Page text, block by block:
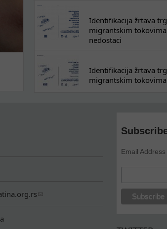
Identifikacija žrtava
migrantskim
nedostaci
Identifikacija žrtava
migrantskim
Email